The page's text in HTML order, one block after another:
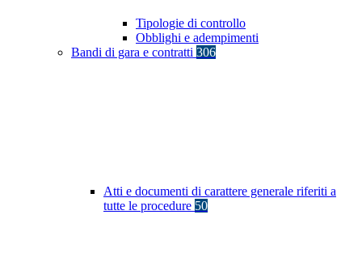
Tipologie di controllo
Obblighi e adempimenti
Bandi di gara e contratti 306
Atti e documenti di carattere generale riferiti a
tutte le procedure 50